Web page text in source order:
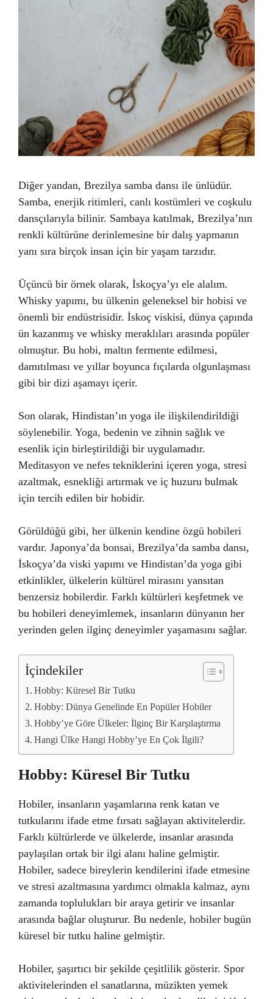
Diğer yandan, Brezilya samba dansı ile ünlüdür.
Samba, enerjik ritimleri, canlı kostümleri ve coşkulu
dansçılarıyla bilinir. Sambaya katılmak, Brezilya’nın
renkli kültürüne derinlemesine bir dalış yapmanın
yanı sıra birçok insan için bir yaşam tarzıdır.
Üçüncü bir örnek olarak, İskoçya’yı ele alalım.
Whisky yapımı, bu ülkenin geleneksel bir hobisi ve
önemli bir endüstrisidir. İskoç viskisi, dünya çapında
ün kazanmış ve whisky meraklıları arasında popüler
olmuştur. Bu hobi, maltın fermente edilmesi,
damıtılması ve yıllar boyunca fıçılarda olgunlaşması
gibi bir dizi aşamayı içerir.
Son olarak, Hindistan’ın yoga ile ilişkilendirildiği
söylenebilir. Yoga, bedenin ve zihnin sağlık ve
esenlik için birleştirildiği bir uygulamadır.
Meditasyon ve nefes tekniklerini içeren yoga, stresi
azaltmak, esnekliği artırmak ve iç huzuru bulmak
için tercih edilen bir hobidir.
Görüldüğü gibi, her ülkenin kendine özgü hobileri
vardır. Japonya’da bonsai, Brezilya’da samba dansı,
İskoçya’da viski yapımı ve Hindistan’da yoga gibi
etkinlikler, ülkelerin kültürel mirasını yansıtan
benzersiz hobilerdir. Farklı kültürleri keşfetmek ve
bu hobileri deneyimlemek, insanların dünyanın her
yerinden gelen ilginç deneyimler yaşamasını sağlar.
İçindekiler
Hobby: Küresel Bir Tutku
Hobby: Dünya Genelinde En Popüler Hobiler
Hobby’ye Göre Ülkeler: İlginç Bir Karşılaştırma
Hangi Ülke Hangi Hobby’ye En Çok İlgili?
Hobby: Küresel Bir Tutku
Hobiler, insanların yaşamlarına renk katan ve
tutkularını ifade etme fırsatı sağlayan aktivitelerdir.
Farklı kültürlerde ve ülkelerde, insanlar arasında
paylaşılan ortak bir ilgi alanı haline gelmiştir.
Hobiler, sadece bireylerin kendilerini ifade etmesine
ve stresi azaltmasına yardımcı olmakla kalmaz, aynı
zamanda toplulukları bir araya getirir ve insanlar
arasında bağlar oluşturur. Bu nedenle, hobiler bugün
küresel bir tutku haline gelmiştir.
Hobiler, şaşırtıcı bir şekilde çeşitlilik gösterir. Spor
aktivitelerinden el sanatlarına, müzikten yemek